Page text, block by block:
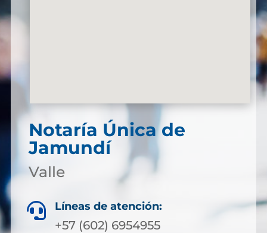
Notaría Única de
Jamundí
Valle
 Líneas de atención:
+57 (602) 6954955